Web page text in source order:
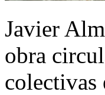
Javier
obra
colectivas